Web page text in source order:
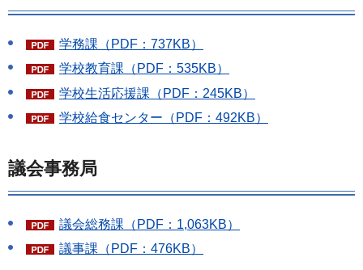
学務課（PDF：737KB）
学校教育課（PDF：535KB）
学校生活応援課（PDF：245KB）
学校給食センター（PDF：492KB）
議会事務局
議会総務課（PDF：1,063KB）
議事課（PDF：476KB）